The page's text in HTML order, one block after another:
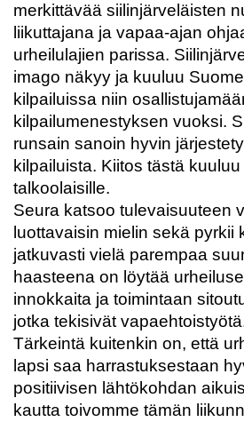
merkittävää siilinjärveläisten
liikuttajana ja vapaa-ajan
urheilulajien parissa.
imago näkyy ja kuuluu
kilpailuissa niin
kilpailumenestyksen vuoksi.
runsain sanoin hyvin
kilpailuista. Kiitos tästä
talkoolaisille.
Seura katsoo tulevaisuuteen
luottavaisin mielin sekä pyrkii
jatkuvasti vielä parempaa
haasteena on löytää
innokkaita ja toimintaan
jotka tekisivät
Tärkeintä kuitenkin on, että
lapsi saa harrastuksestaan
positiivisen lähtökohdan
kautta toivomme tämän